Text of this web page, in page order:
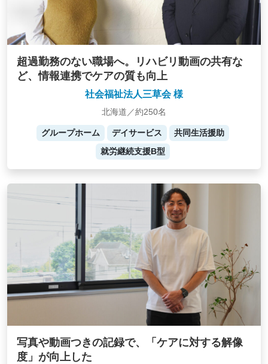
超過勤務のない職場へ。リハビリ動画の共有な
ど、情報連携でケアの質も向上
社会福祉法人三草会 様
北海道／約250名
グループホーム デイサービス
共同生活援助
就労継続支援B型
写真や動画つきの記録で、「ケアに対する解像
度」が向上した